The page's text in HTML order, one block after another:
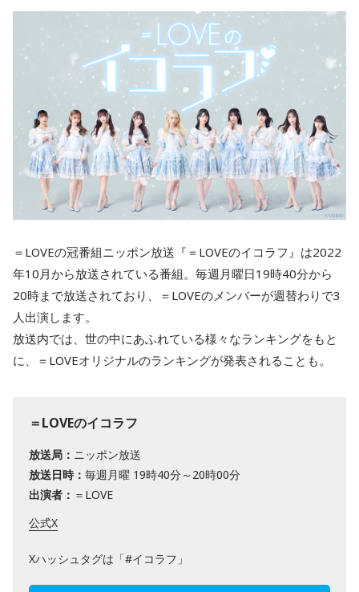
＝LOVEの冠番組ニッポン放送『＝LOVEのイコラフ』は2022
年10月から放送されている番組。毎週月曜日19時40分から
20時まで放送されており、＝LOVEのメンバーが週替わりで3
人出演します。
放送内では、世の中にあふれている様々なランキングをもと
に、＝LOVEオリジナルのランキングが発表されることも。
＝LOVEのイコラフ
放送局： ニッポン放送
放送日時： 毎週月曜 19時40分～20時00分
出演者： ＝LOVE
公式X
Xハッシュタグは「#イコラフ」